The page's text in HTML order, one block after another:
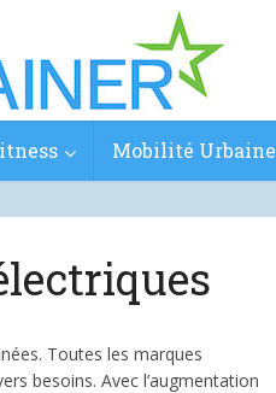
Mobilité Urbaine
Toutes les marques
besoins. Avec l’augmentation